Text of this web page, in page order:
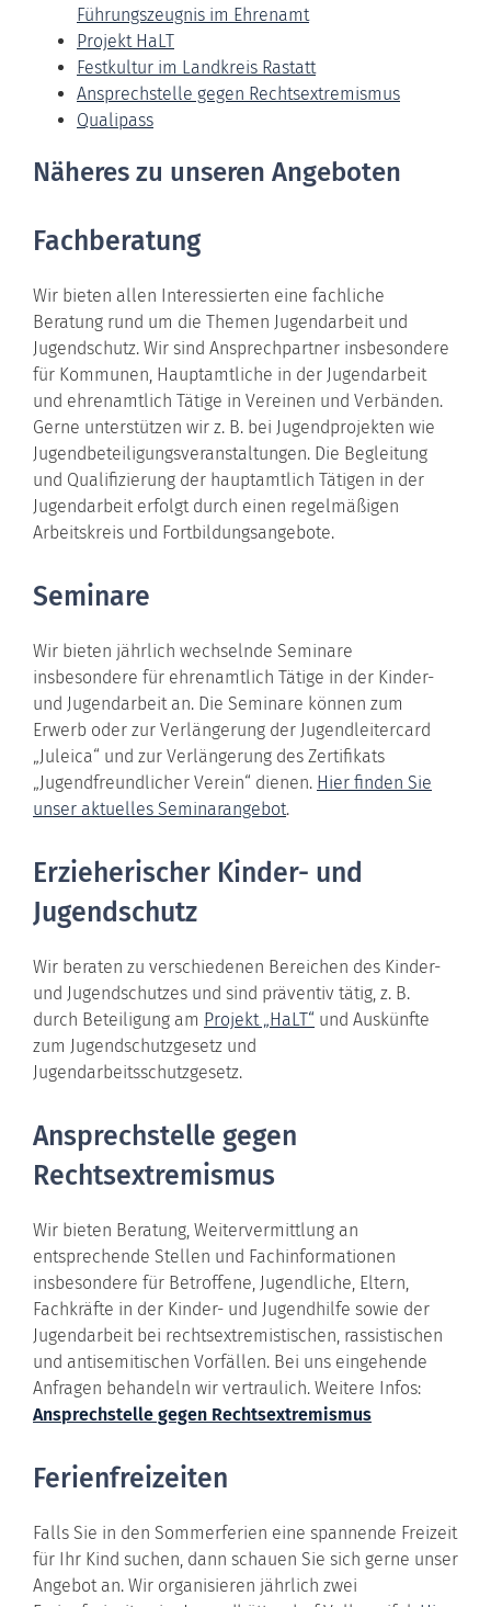
Führungszeugnis im Ehrenamt
Projekt HaLT
Festkultur im Landkreis Rastatt
Ansprechstelle gegen Rechtsextremismus
Qualipass
Näheres zu unseren Angeboten
Fachberatung
Wir bieten allen Interessierten eine fachliche
Beratung rund um die Themen Jugendarbeit und
Jugendschutz. Wir sind Ansprechpartner insbesondere
für Kommunen, Hauptamtliche in der Jugendarbeit
und ehrenamtlich Tätige in Vereinen und Verbänden.
Gerne unterstützen wir z. B. bei Jugendprojekten wie
Jugendbeteiligungsveranstaltungen. Die Begleitung
und Qualifizierung der hauptamtlich Tätigen in der
Jugendarbeit erfolgt durch einen regelmäßigen
Arbeitskreis und Fortbildungsangebote.
Seminare
Wir bieten jährlich wechselnde Seminare
insbesondere für ehrenamtlich Tätige in der Kinder-
und Jugendarbeit an. Die Seminare können zum
Erwerb oder zur Verlängerung der Jugendleitercard
„Juleica“ und zur Verlängerung des Zertifikats
„Jugendfreundlicher Verein“ dienen. Hier finden Sie
unser aktuelles Seminarangebot.
Erzieherischer Kinder- und
Jugendschutz
Wir beraten zu verschiedenen Bereichen des Kinder-
und Jugendschutzes und sind präventiv tätig, z. B.
durch Beteiligung am Projekt „HaLT“ und Auskünfte
zum Jugendschutzgesetz und
Jugendarbeitsschutzgesetz.
Ansprechstelle gegen
Rechtsextremismus
Wir bieten Beratung, Weitervermittlung an
entsprechende Stellen und Fachinformationen
insbesondere für Betroffene, Jugendliche, Eltern,
Fachkräfte in der Kinder- und Jugendhilfe sowie der
Jugendarbeit bei rechtsextremistischen, rassistischen
und antisemitischen Vorfällen. Bei uns eingehende
Anfragen behandeln wir vertraulich. Weitere Infos:
Ansprechstelle gegen Rechtsextremismus
Ferienfreizeiten
Falls Sie in den Sommerferien eine spannende Freizeit
für Ihr Kind suchen, dann schauen Sie sich gerne unser
Angebot an. Wir organisieren jährlich zwei